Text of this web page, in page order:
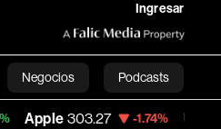
Ingresar
Negocios Podcasts
-1.74% USD COP 3,232.96